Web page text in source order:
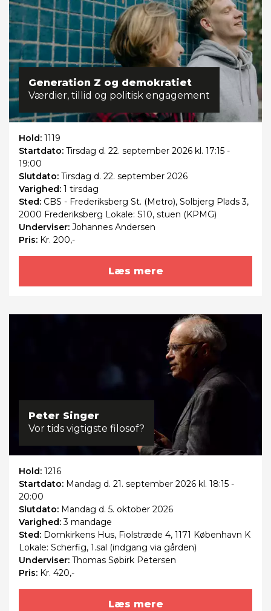
Generation Z og demokratiet
Værdier, tillid og politisk engagement
Hold: 1119
Startdato: Tirsdag d. 22. september 2026 kl. 17:15 -
19:00
Slutdato: Tirsdag d. 22. september 2026
Varighed: 1 tirsdag
Sted: CBS - Frederiksberg St. (Metro), Solbjerg Plads 3,
2000 Frederiksberg Lokale: S10, stuen (KPMG)
Underviser: Johannes Andersen
Pris: Kr. 200,-
Læs mere
Peter Singer
Vor tids vigtigste filosof?
Hold: 1216
Startdato: Mandag d. 21. september 2026 kl. 18:15 -
20:00
Slutdato: Mandag d. 5. oktober 2026
Varighed:3 mandage
Sted: Domkirkens Hus, Fiolstræde 4, 1171 København K
Lokale: Scherfig, 1.sal (indgang via gården)
Underviser: Thomas Søbirk Petersen
Pris: Kr. 420,-
Læs mere